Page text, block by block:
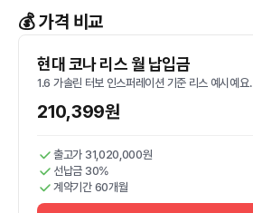
💰 가격 비교
현대 코나 리스 월 납입금
1.6 가솔린 터보 인스퍼레이션 기준 리스 예시예요.
210,399원
출고가 31,020,000원
선납금 30%
계약기간 60개월